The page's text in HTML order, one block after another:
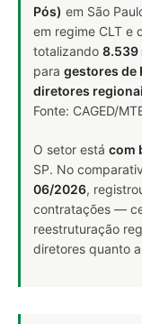
Pós) em São
em regime CLT e
totalizando 8.539
para gestores de
diretores
Fonte: CAGED/
O setor está com
SP. No
06/2026,
contratações —
reestruturação
diretores quanto